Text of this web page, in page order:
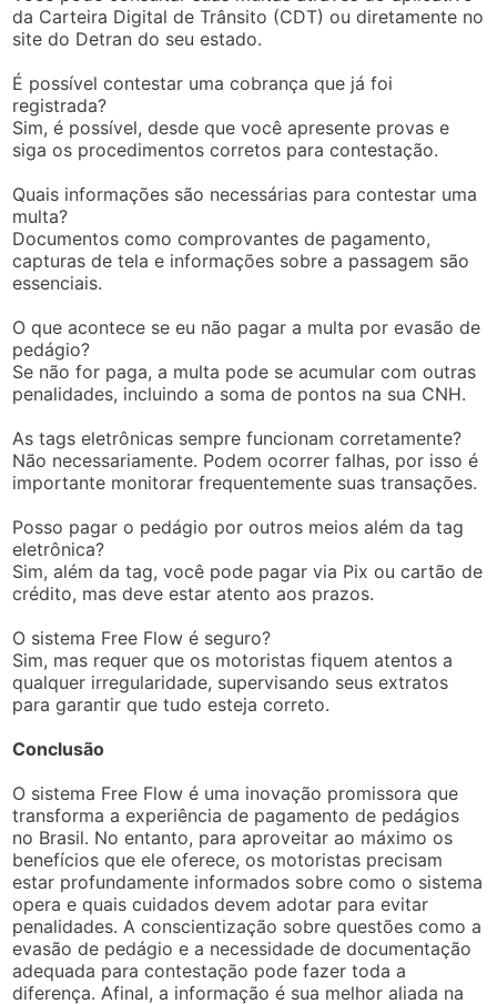
da Carteira Digital de Trânsito (CDT) ou diretamente no
site do Detran do seu estado.
É possível contestar uma cobrança que já foi
registrada?
Sim, é possível, desde que você apresente provas e
siga os procedimentos corretos para contestação.
Quais informações são necessárias para contestar uma
multa?
Documentos como comprovantes de pagamento,
capturas de tela e informações sobre a passagem são
essenciais.
O que acontece se eu não pagar a multa por evasão de
pedágio?
Se não for paga, a multa pode se acumular com outras
penalidades, incluindo a soma de pontos na sua CNH.
As tags eletrônicas sempre funcionam corretamente?
Não necessariamente. Podem ocorrer falhas, por isso é
importante monitorar frequentemente suas transações.
Posso pagar o pedágio por outros meios além da tag
eletrônica?
Sim, além da tag, você pode pagar via Pix ou cartão de
crédito, mas deve estar atento aos prazos.
O sistema Free Flow é seguro?
Sim, mas requer que os motoristas fiquem atentos a
qualquer irregularidade, supervisando seus extratos
para garantir que tudo esteja correto.
Conclusão
O sistema Free Flow é uma inovação promissora que
transforma a experiência de pagamento de pedágios
no Brasil. No entanto, para aproveitar ao máximo os
benefícios que ele oferece, os motoristas precisam
estar profundamente informados sobre como o sistema
opera e quais cuidados devem adotar para evitar
penalidades. A conscientização sobre questões como a
evasão de pedágio e a necessidade de documentação
adequada para contestação pode fazer toda a
diferença. Afinal, a informação é sua melhor aliada na